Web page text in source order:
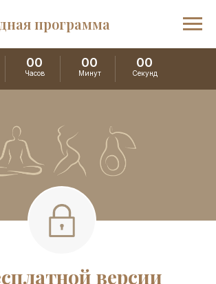
программа
00
Часов
00
Минут
00
Секунд
версии